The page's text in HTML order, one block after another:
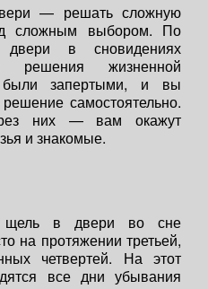
— решать сложную
сложным выбором. По
двери в сновидениях
решения жизненной
запертыми, и вы
самостоятельно.
них — вам окажут
и знакомые.
щель в двери во сне
на протяжении третьей,
четвертей. На этот
все дни убывания